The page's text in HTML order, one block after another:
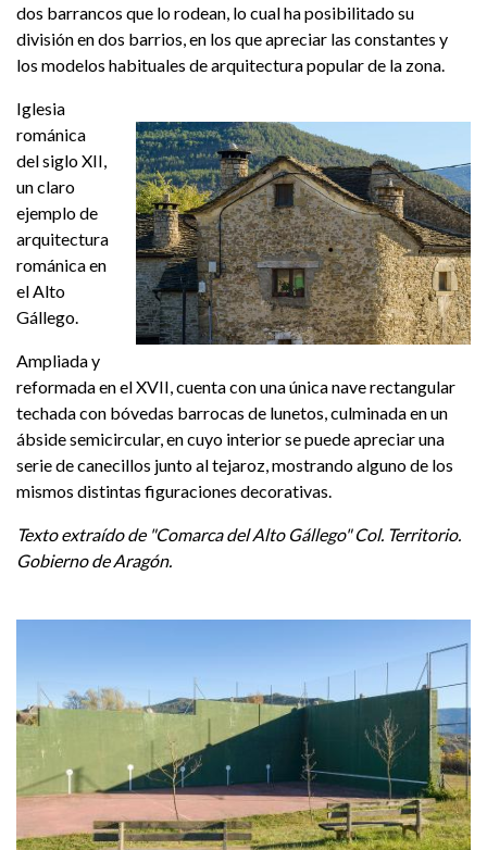
dos barrancos que lo rodean, lo cual ha posibilitado su
división en dos barrios, en los que apreciar las constantes y
los modelos habituales de arquitectura popular de la zona.
Iglesia
románica
del siglo XII,
un claro
ejemplo de
arquitectura
románica en
el Alto
Gállego.
Ampliada y
reformada en el XVII, cuenta con una única nave rectangular
techada con bóvedas barrocas de lunetos, culminada en un
ábside semicircular, en cuyo interior se puede apreciar una
serie de canecillos junto al tejaroz, mostrando alguno de los
mismos distintas figuraciones decorativas.
Texto extraído de "Comarca del Alto Gállego" Col. Territorio.
Gobierno de Aragón.